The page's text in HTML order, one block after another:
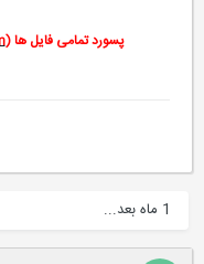
پسورد تمامی فایل ها (